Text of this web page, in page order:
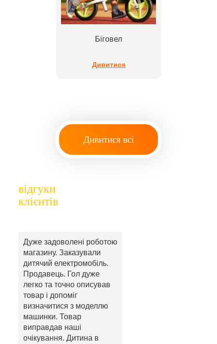
Біговел
Дивитися
Дивитися всі
відгуки
клієнтів
Дуже задоволені роботою
магазину. Заказували
дитячий електромобіль.
Продавець. Гол дуже
легко та точно описував
товар і допоміг
визначитися з моделлю
машинки. Товар
виправдав наші
очікування. Дитина в